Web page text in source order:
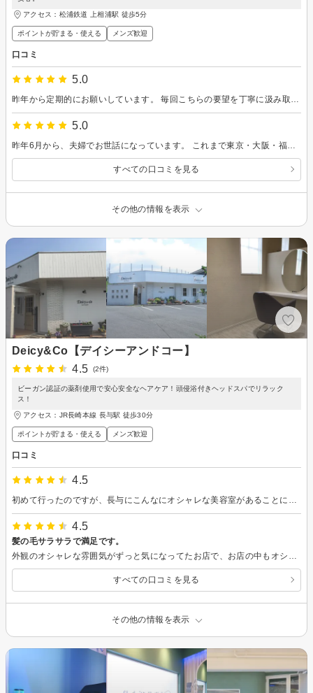
アクセス：松浦鉄道 上相浦駅 徒歩5分
ポイントが貯まる・使える メンズ歓迎
口コミ
5.0
5.0
昨年6月から、夫婦でお世話になっています。 これまで東京・大阪・福岡と、約20年いろいろなサロンを利用してきましたが、こちらのサロンは一つひとつの工程がとても丁寧で、安心してお任せできるのが本当に魅力だと感じています。 カウンセリングもしっかりしていて、自分の希望や悩みに寄り添って提案していただけるので、仕上がりにも毎回とても満足しています。技術はもちろんですが、接客や雰囲気の良さも含めて通い続けたいと思えるサロンです。 ヘアスタイルだけでなくヒゲ脱毛も利用していますが、おかげさまでヒゲもかなり減ってきて、日々の手入れが楽になりました。 一点だけ、白髪混じりのヒゲが少しずつ出てきているので、今後そういった部分にも対応していただけるようになると、さらに嬉しいです。 これからも末永くよろしくお願いいたします。
すべての口コミを見る
その他の情報を表示
Deicy&Co【デイシーアンドコー】
4.5
(2件)
ビーガン認証の薬剤使用で安心安全なヘアケア！頭侵浴付きヘッドスパでリラック
ス！
アクセス：JR長崎本線 長与駅 徒歩30分
ポイントが貯まる・使える メンズ歓迎
口コミ
4.5
4.5
髪の毛サラサラで満足です。
すべての口コミを見る
その他の情報を表示